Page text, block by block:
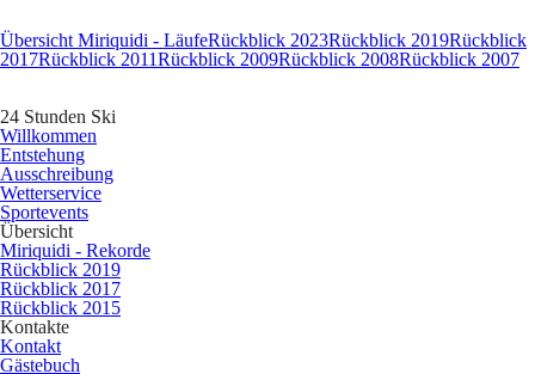
Übersicht Miriquidi - LäufeRückblick 2023Rückblick 2019Rückblick
2017Rückblick 2011Rückblick 2009Rückblick 2008Rückblick 2007
24 Stunden Ski
Willkommen
Entstehung
Ausschreibung
Wetterservice
Sportevents
Übersicht
Miriquidi - Rekorde
Rückblick 2019
Rückblick 2017
Rückblick 2015
Kontakte
Kontakt
Gästebuch